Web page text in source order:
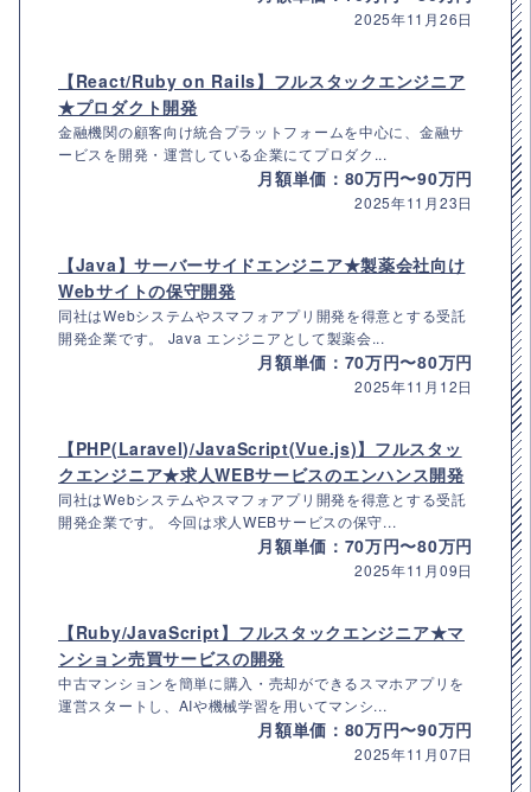
2025年11月26日
【React/Ruby on Rails】フルスタックエンジニア
★プロダクト開発
金融機関の顧客向け統合プラットフォームを中心に、金融サ
ービスを開発・運営している企業にてプロダク...
月額単価：80万円〜90万円
2025年11月23日
【Java】サーバーサイドエンジニア★製薬会社向け
Webサイトの保守開発
同社はWebシステムやスマフォアプリ開発を得意とする受託
開発企業です。 Java エンジニアとして製薬会...
月額単価：70万円〜80万円
2025年11月12日
【PHP(Laravel)/JavaScript(Vue.js)】フルスタッ
クエンジニア★求人WEBサービスのエンハンス開発
同社はWebシステムやスマフォアプリ開発を得意とする受託
開発企業です。 今回は求人WEBサービスの保守...
月額単価：70万円〜80万円
2025年11月09日
【Ruby/JavaScript】フルスタックエンジニア★マ
ンション売買サービスの開発
中古マンションを簡単に購入・売却ができるスマホアプリを
運営スタートし、AIや機械学習を用いてマンシ...
月額単価：80万円〜90万円
2025年11月07日